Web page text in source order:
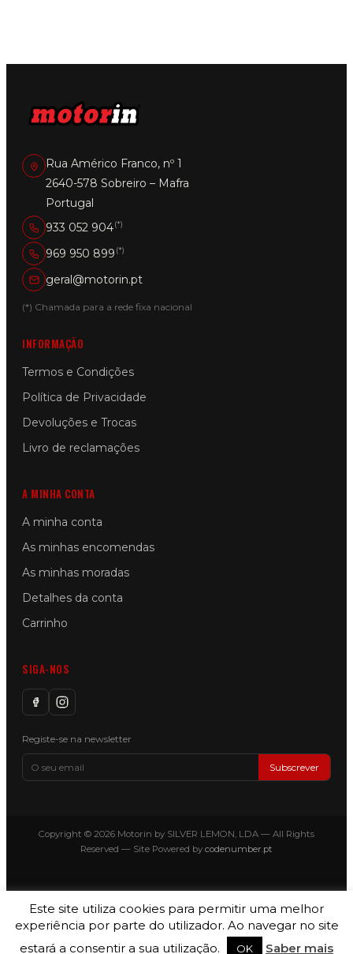
Rua Américo Franco, nº 1
2640-578 Sobreiro – Mafra
Portugal
933 052 904(*)
969 950 899 (*)
geral@motorin.pt
(*) Chamada para a rede fixa nacional
INFORMAÇÃO
Termos e Condições
Política de Privacidade
Devoluções e Trocas
Livro de reclamações
A MINHA CONTA
A minha conta
As minhas encomendas
As minhas moradas
Detalhes da conta
Carrinho
SIGA-NOS
Registe-se na newsletter
Subscrever
Copyright © 2026 Motorin by SILVER LEMON, LDA — All Rights
Reserved — Site Powered by codenumber.pt
Este site utiliza cookies para permitir uma melhor
experiência por parte do utilizador. Ao navegar no site
estará a consentir a sua utilização.
OK Saber mais